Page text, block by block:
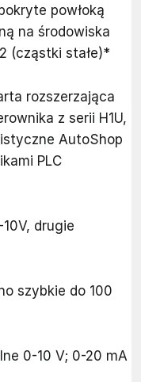
powłoką
na środowiska
(cząstki stałe)*
rozszerzająca
z serii H1U,
AutoShop
PLC
drugie
szybkie do 100
0-10 V; 0-20 mA